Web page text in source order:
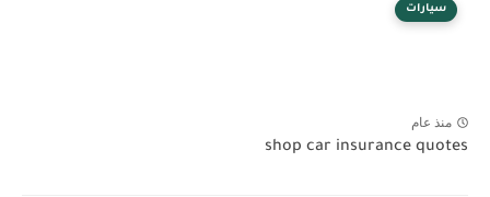
سيارات
منذ عام
shop car insurance quotes